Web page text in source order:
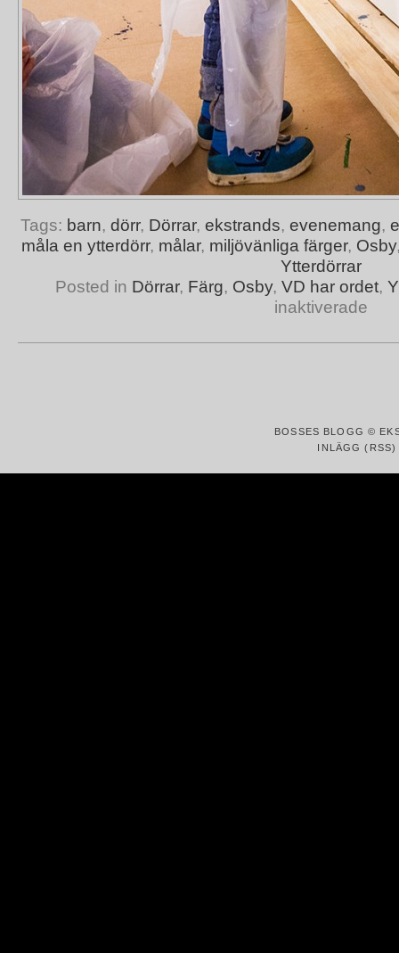
Tags: barn, dörr, Dörrar, ekstrands, evenemang,
måla en ytterdörr, målar, miljövänliga färger, Osby
Ytterdörrar
Posted in Dörrar, Färg, Osby, VD har ordet,
inaktiverade
BOSSES BLOGG ©
INLÄGG (RSS)